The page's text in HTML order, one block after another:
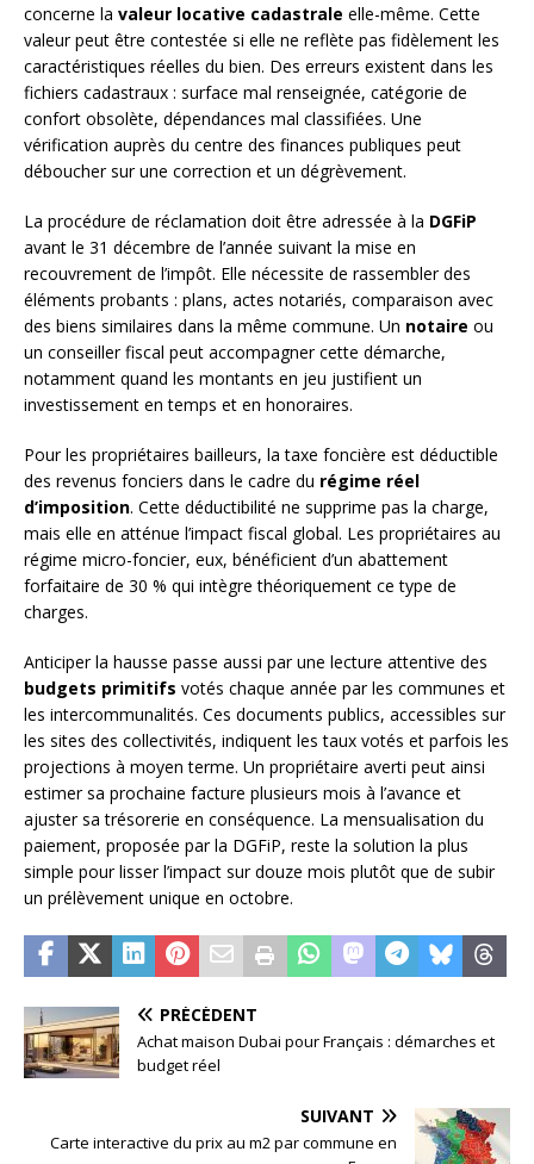
concerne la valeur locative cadastrale elle-même. Cette
valeur peut être contestée si elle ne reflète pas fidèlement les
caractéristiques réelles du bien. Des erreurs existent dans les
fichiers cadastraux : surface mal renseignée, catégorie de
confort obsolète, dépendances mal classifiées. Une
vérification auprès du centre des finances publiques peut
déboucher sur une correction et un dégrèvement.
La procédure de réclamation doit être adressée à la DGFiP
avant le 31 décembre de l’année suivant la mise en
recouvrement de l’impôt. Elle nécessite de rassembler des
éléments probants : plans, actes notariés, comparaison avec
des biens similaires dans la même commune. Un notaire ou
un conseiller fiscal peut accompagner cette démarche,
notamment quand les montants en jeu justifient un
investissement en temps et en honoraires.
Pour les propriétaires bailleurs, la taxe foncière est déductible
des revenus fonciers dans le cadre du régime réel
d’imposition. Cette déductibilité ne supprime pas la charge,
mais elle en atténue l’impact fiscal global. Les propriétaires au
régime micro-foncier, eux, bénéficient d’un abattement
forfaitaire de 30 % qui intègre théoriquement ce type de
charges.
Anticiper la hausse passe aussi par une lecture attentive des
budgets primitifs votés chaque année par les communes et
les intercommunalités. Ces documents publics, accessibles sur
les sites des collectivités, indiquent les taux votés et parfois les
projections à moyen terme. Un propriétaire averti peut ainsi
estimer sa prochaine facture plusieurs mois à l’avance et
ajuster sa trésorerie en conséquence. La mensualisation du
paiement, proposée par la DGFiP, reste la solution la plus
simple pour lisser l’impact sur douze mois plutôt que de subir
un prélèvement unique en octobre.
PRÉCÉDENT
Achat maison Dubai pour Français : démarches et
budget réel
SUIVANT
Carte interactive du prix au m2 par commune en